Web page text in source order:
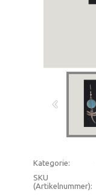
Kategorie:
SKU
(Artikelnummer):